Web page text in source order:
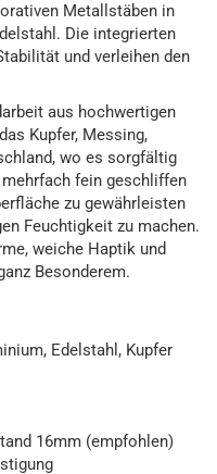
Metallstäben in
Die integrierten
und verleihen den
aus hochwertigen
Kupfer, Messing,
wo es sorgfältig
fein geschliffen
zu gewährleisten
Feuchtigkeit zu machen.
weiche Haptik und
Besonderem.
Edelstahl, Kupfer
16mm (empfohlen)